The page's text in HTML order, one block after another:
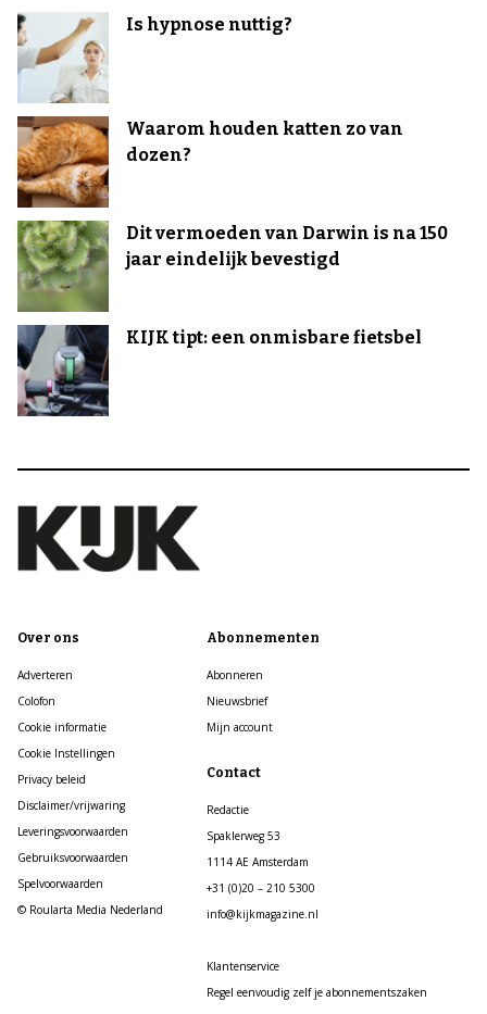
Is hypnose nuttig?
Waarom houden katten zo van
dozen?
Dit vermoeden van Darwin is na 150
jaar eindelijk bevestigd
KIJK tipt: een onmisbare fietsbel
Over ons
Adverteren
Colofon
Cookie informatie
Cookie Instellingen
Privacy beleid
Disclaimer/vrijwaring
Leveringsvoorwaarden
Gebruiksvoorwaarden
Spelvoorwaarden
© Roularta Media Nederland
Abonnementen
Abonneren
Nieuwsbrief
Mijn account
Contact
Redactie
Spaklerweg 53
1114 AE Amsterdam
+31 (0)20 – 210 5300
info@kijkmagazine.nl
Klantenservice
Regel eenvoudig zelf je abonnementszaken